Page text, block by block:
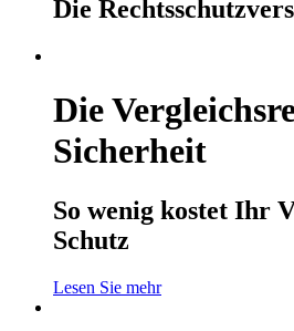
Die
Die
Sicherheit
So wenig kostet Ihr
Schutz
Lesen Sie mehr